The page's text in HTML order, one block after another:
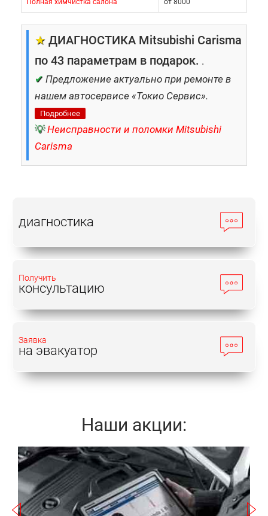
Полная химчистка салона от 8000
★ ДИАГНОСТИКА Mitsubishi Carisma
по 43 параметрам в подарок. .
✔ Предложение актуально при ремонте в
нашем автосервисе «Токио Сервис».
Подробнее
💡 Неисправности и поломки Mitsubishi
Carisma
диагностика
Получить
консультацию
Заявка
на эвакуатор
Наши акции:
Записаться